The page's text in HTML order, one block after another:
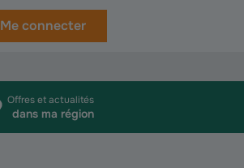
Me connecter
Offres et actualités
dans ma région